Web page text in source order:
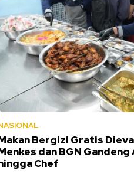
Bergizi Gratis
dan BGN Gandeng
Chef